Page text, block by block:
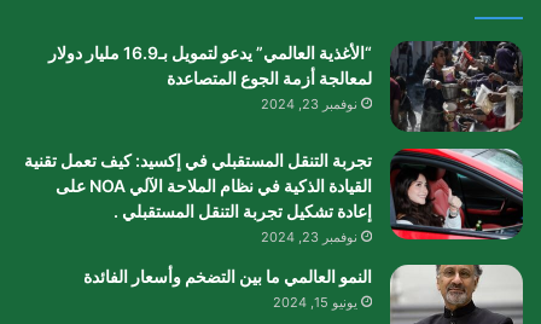
“الأغذية العالمي” يدعو لتمويل بـ16.9 مليار دولار
لمعالجة أزمة الجوع المتصاعدة
نوفمبر 23, 2024
تجربة التنقل المستقبلي في إكسيد: كيف تعمل تقنية
القيادة الذكية في نظام الملاحة الآلي NOA على
إعادة تشكيل تجربة التنقل المستقبلي .
نوفمبر 23, 2024
النمو العالمي ما بين التضخم وأسعار الفائدة
يونيو 15, 2024